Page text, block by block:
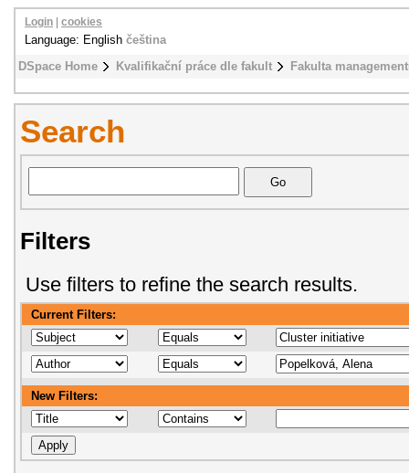
DSpace Home Kvalifikační práce dle fakult Fakulta
Login cookies
Language: English čeština
Search
Filters
Use filters to refine the search results.
Current Filters:
New Filters: